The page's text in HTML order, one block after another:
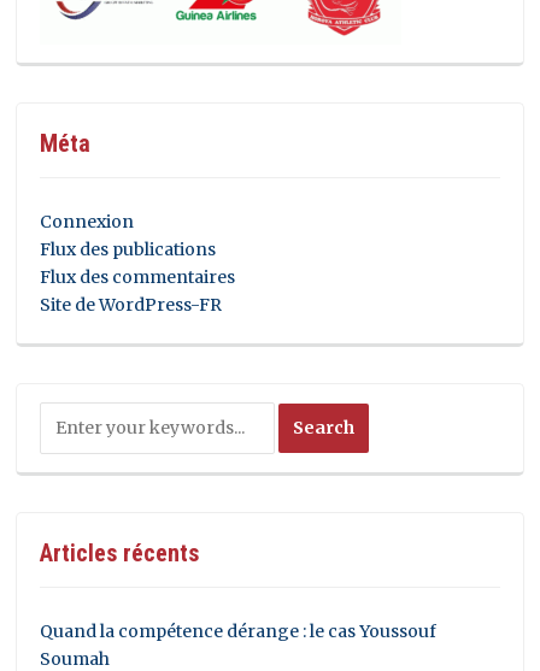
Méta
Connexion
Flux des publications
Flux des commentaires
Site de WordPress-FR
Articles récents
Quand la compétence dérange : le cas Youssouf
Soumah